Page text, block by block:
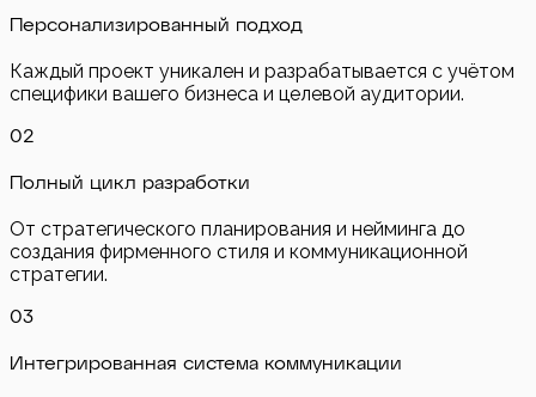
Персонализированный подход
Каждый проект уникален и разрабатывается с учётом
специфики вашего бизнеса и целевой аудитории.
02
Полный цикл разработки
От стратегического планирования и нейминга до
создания фирменного стиля и коммуникационной
стратегии.
03
Интегрированная система коммуникации